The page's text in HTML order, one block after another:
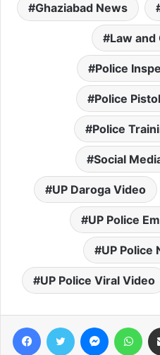
Ghaziabad News
Law and
Police
Police
Police
Social
UP Daroga Video
UP Police
UP Police
UP Police Viral Video
FacebookTwitter Messenger